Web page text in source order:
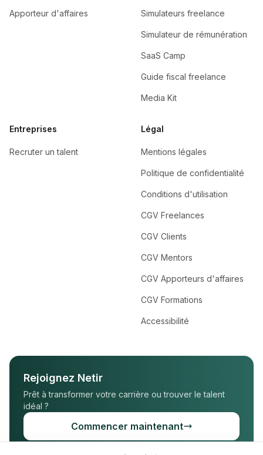
Apporteur d'affaires Simulateurs freelance
Simulateur de rémunération
SaaS Camp
Guide fiscal freelance
Media Kit
Entreprises
Recruter un talent
Légal
Mentions légales
Politique de confidentialité
Conditions d'utilisation
CGV Freelances
CGV Clients
CGV Mentors
CGV Apporteurs d'affaires
CGV Formations
Accessibilité
Rejoignez Netir
Prêt à transformer votre carrière ou trouver le talent
idéal ?
Commencer maintenant